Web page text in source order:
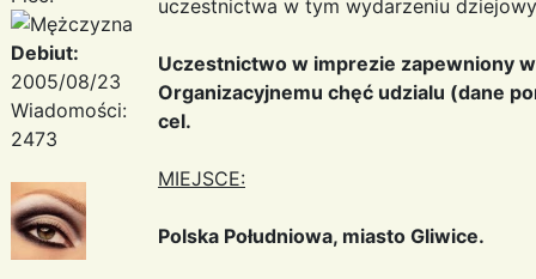
Debiut:
2005/08/23
Wiadomości:
2473
uczestnictwa w tym wydarzeniu
Uczestnictwo w imprezie zapewniony
Organizacyjnemu chęć udzialu (dane
cel.
MIEJSCE:
Polska Południowa, miasto Gliwice.